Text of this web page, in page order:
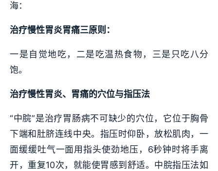
海：
治疗慢性胃炎胃痛三原则：
一是自觉地吃，二是吃温热食物，三是只吃八分
饱。
治疗慢性胃炎、胃痛的穴位与指压法
“中脘”是治疗胃肠病不可缺少的穴位，它位于胸骨
下端和肚脐连线中央。指压时仰卧，放松肌肉，一
面缓缓吐气一面用指头使劲地压，6秒钟时将手离
开，重复10次，就能使胃感到舒适。中脘指压法如